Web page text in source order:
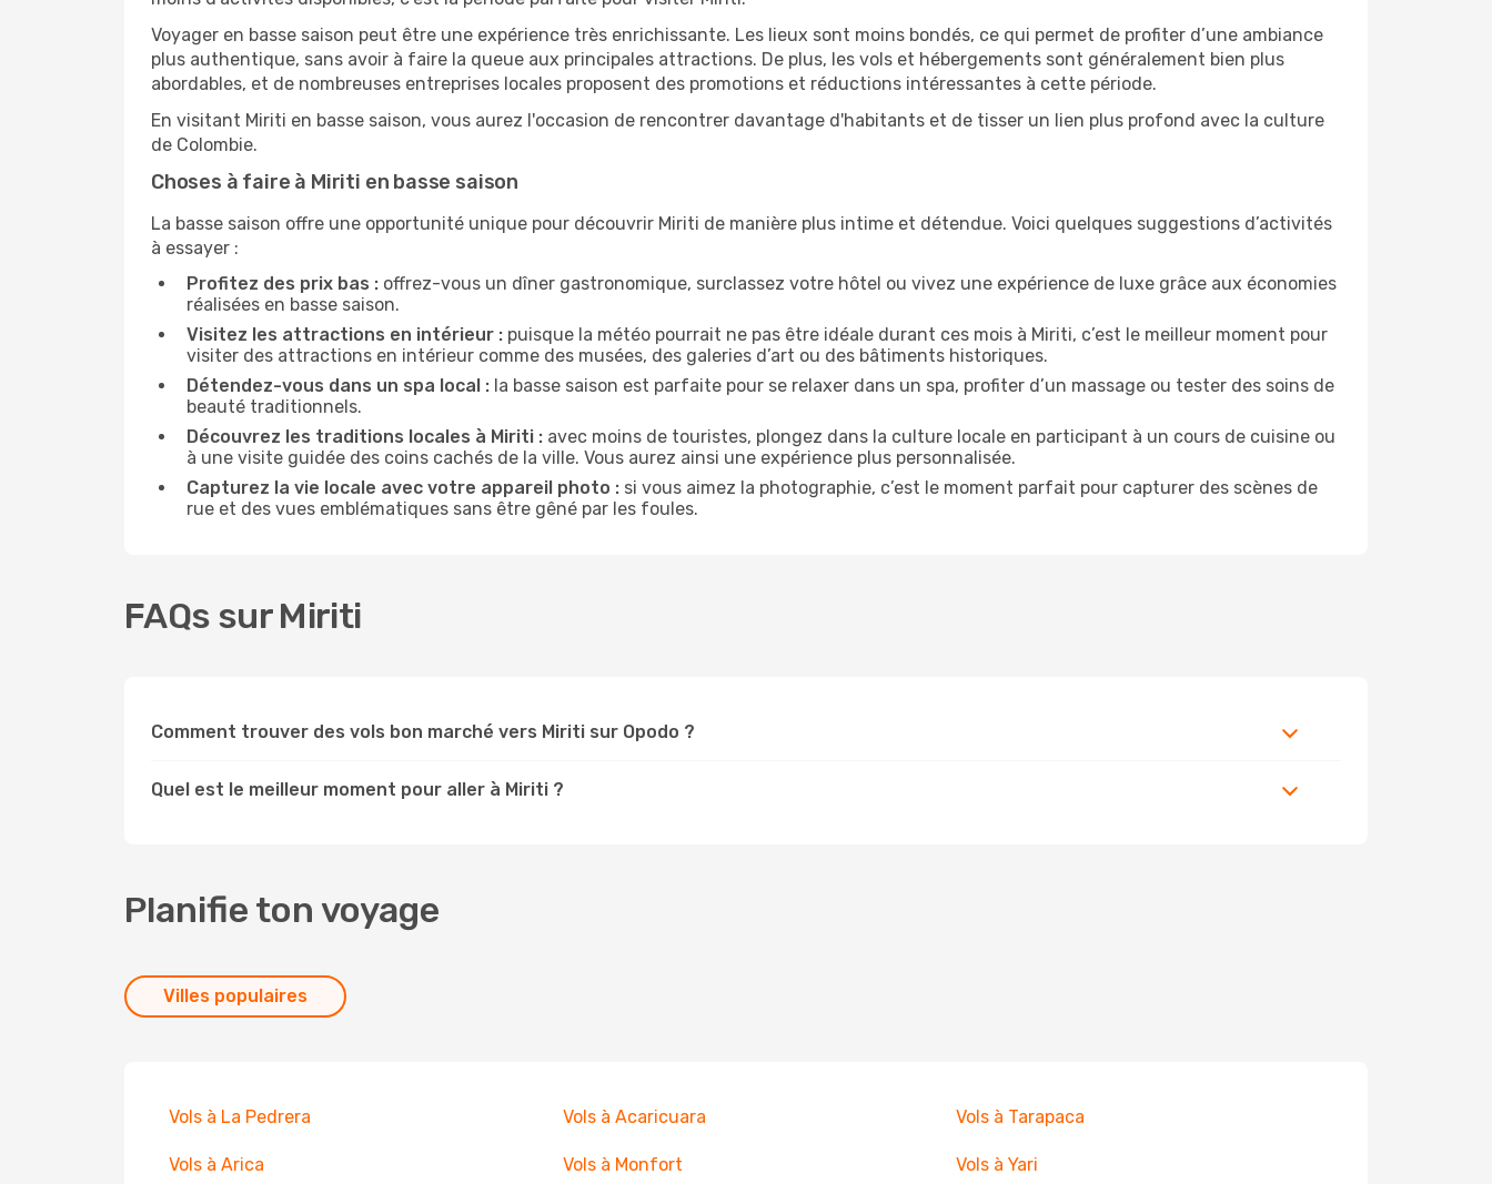
Voyager en basse saison peut être une expérience très enrichissante. Les lieux sont moins bondés, ce qui permet de profiter d’une ambiance
plus authentique, sans avoir à faire la queue aux principales attractions. De plus, les vols et hébergements sont généralement bien plus
abordables, et de nombreuses entreprises locales proposent des promotions et réductions intéressantes à cette période.
En visitant Miriti en basse saison, vous aurez l'occasion de rencontrer davantage d'habitants et de tisser un lien plus profond avec la culture
de Colombie.
Choses à faire à Miriti en basse saison
La basse saison offre une opportunité unique pour découvrir Miriti de manière plus intime et détendue. Voici quelques suggestions d’activités
à essayer :
Profitez des prix bas : offrez-vous un dîner gastronomique, surclassez votre hôtel ou vivez une expérience de luxe grâce aux économies
réalisées en basse saison.
Visitez les attractions en intérieur : puisque la météo pourrait ne pas être idéale durant ces mois à Miriti, c’est le meilleur moment pour
visiter des attractions en intérieur comme des musées, des galeries d’art ou des bâtiments historiques.
Détendez-vous dans un spa local : la basse saison est parfaite pour se relaxer dans un spa, profiter d’un massage ou tester des soins de
beauté traditionnels.
Découvrez les traditions locales à Miriti : avec moins de touristes, plongez dans la culture locale en participant à un cours de cuisine ou
à une visite guidée des coins cachés de la ville. Vous aurez ainsi une expérience plus personnalisée.
Capturez la vie locale avec votre appareil photo : si vous aimez la photographie, c’est le moment parfait pour capturer des scènes de
rue et des vues emblématiques sans être gêné par les foules.
FAQs sur Miriti
Comment trouver des vols bon marché vers Miriti sur Opodo ?
Quel est le meilleur moment pour aller à Miriti ?
Planifie ton voyage
Villes populaires
Vols à La Pedrera Vols à Acaricuara Vols à Tarapaca
Vols à Arica Vols à Monfort Vols à Yari